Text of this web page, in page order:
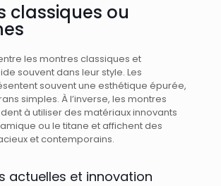
classiques ou
les montres classiques et
souvent dans leur style. Les
souvent une esthétique épurée,
simples. À l’inverse, les montres
à utiliser des matériaux innovants
ou le titane et affichent des
et contemporains.
actuelles et innovation